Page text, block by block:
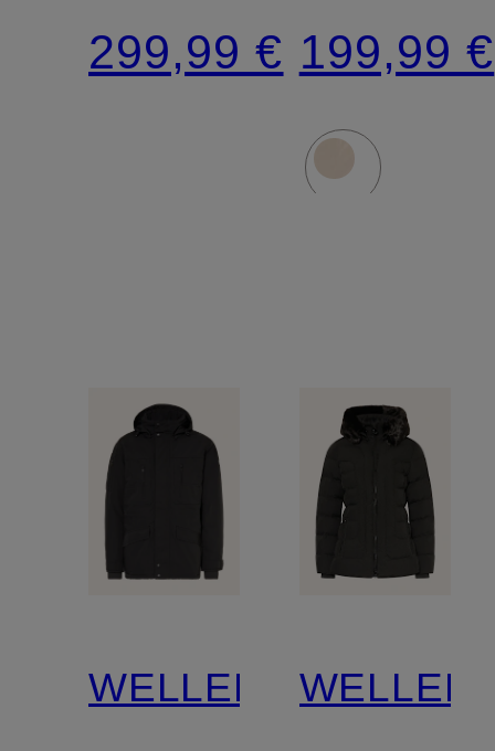
LONG
mit
abnehmbarem
299,99 €
SHORT
199,99 €
WELLENSTEYN